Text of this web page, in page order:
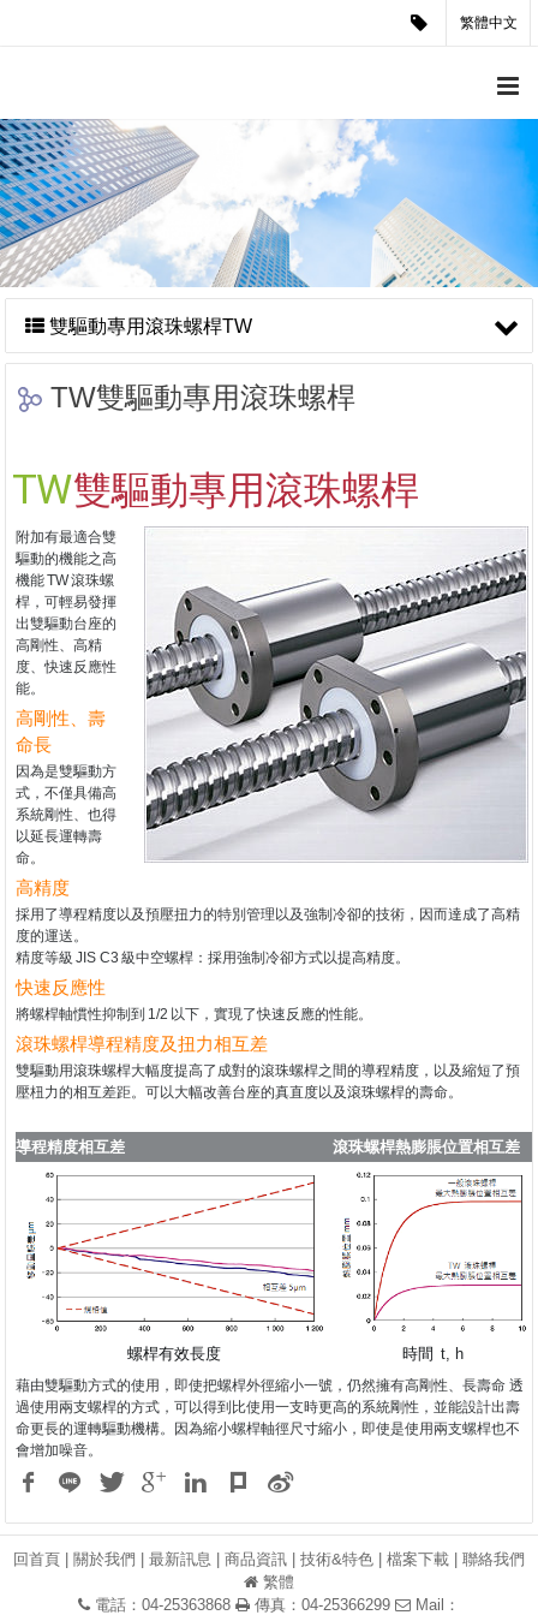
繁體中文
雙驅動專用滾珠螺桿TW
TW雙驅動專用滾珠螺桿
TW雙驅動專用滾珠螺桿
附加有最適合雙
驅動的機能之高
機能TW滾珠螺
桿，可輕易發揮
出雙驅動台座的
高剛性、高精
度、快速反應性
能。
高剛性、壽
命長
因為是雙驅動方
式，不僅具備高
系統剛性、也得
以延長運轉壽
命。
高精度
採用了導程精度以及預壓扭力的特別管理以及強制冷卻的技術，因而達成了高精
度的運送。
精度等級 JIS C3 級中空螺桿：採用強制冷卻方式以提高精度。
快速反應性
將螺桿軸慣性抑制到 1/2 以下，實現了快速反應的性能。
滾珠螺桿導程精度及扭力相互差
雙驅動用滾珠螺桿大幅度提高了成對的滾珠螺桿之間的導程精度，以及縮短了預
壓杻力的相互差距。可以大幅改善台座的真直度以及滾珠螺桿的壽命。
導程精度相互差 滾珠螺桿熱膨脹位置相互差
螺桿有效長度 時間 t, h
藉由雙驅動方式的使用，即使把螺桿外徑縮小一號，仍然擁有高剛性、長壽命 透
過使用兩支螺桿的方式，可以得到比使用一支時更高的系統剛性，並能設計出壽
命更長的運轉驅動機構。因為縮小螺桿軸徑尺寸縮小，即使是使用兩支螺桿也不
會增加噪音。
回首頁 關於我們 最新訊息 商品資訊 技術&特色 檔案下載
聯絡我們
繁體
電話：04-25363868
傳真：04-25366299 Mail：